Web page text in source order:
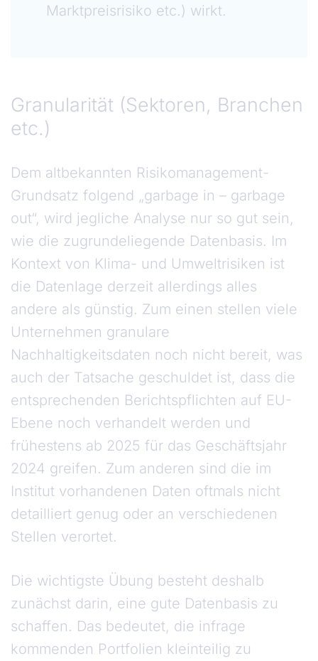
Marktpreisrisiko etc.) wirkt.
Granularität (Sektoren, Branchen
etc.)
Dem altbekannten Risikomanagement-
Grundsatz folgend „garbage in – garbage
out“, wird jegliche Analyse nur so gut sein,
wie die zugrundeliegende Datenbasis. Im
Kontext von Klima- und Umweltrisiken ist
die Datenlage derzeit allerdings alles
andere als günstig. Zum einen stellen viele
Unternehmen granulare
Nachhaltigkeitsdaten noch nicht bereit, was
auch der Tatsache geschuldet ist, dass die
entsprechenden Berichtspflichten auf EU-
Ebene noch verhandelt werden und
frühestens ab 2025 für das Geschäftsjahr
2024 greifen. Zum anderen sind die im
Institut vorhandenen Daten oftmals nicht
detailliert genug oder an verschiedenen
Stellen verortet.
Die wichtigste Übung besteht deshalb
zunächst darin, eine gute Datenbasis zu
schaffen. Das bedeutet, die infrage
kommenden Portfolien kleinteilig zu